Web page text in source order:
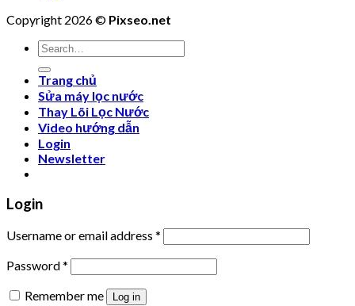
Copyright 2026 © Pixseo.net
Search
for:
Trang chủ
Sửa máy lọc nước
Thay Lõi Lọc Nước
Video hướng dẫn
Login
Newsletter
Login
Username or email address *
Password*
Remember me
Log in